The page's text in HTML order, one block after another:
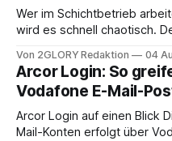
Wer im Schichtbetrieb
wird es schnell chaotisch.
abwesenheiten und die
Ihr personal digital zu
erfahren Sie alles, was Sie
brauchen, von der
Von 2GLORY Redaktion 04
Arcor Login: So
Vodafone E-Mail-
Arcor Login auf einen Blick Die Anmeldung für alte Arcor-E-
Mail-Konten erfolgt über